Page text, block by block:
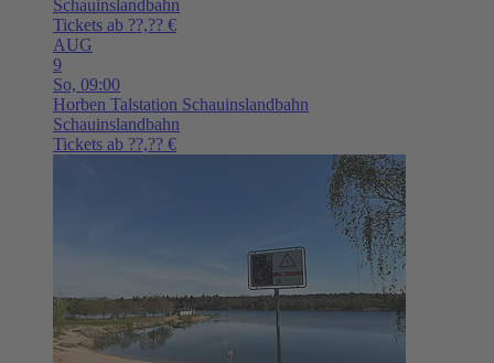
Schauinslandbahn
Tickets ab ??,?? €
AUG
9
So, 09:00
Horben Talstation Schauinslandbahn
Schauinslandbahn
Tickets ab ??,?? €